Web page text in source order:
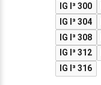
IG I³ 300
IG I³ 304
IG I³ 308
IG I³ 312
IG I³ 316